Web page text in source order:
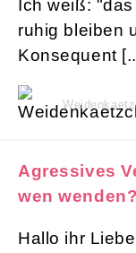
Ich weiß:
ruhig bleiben
Konsequent
Agressives
wen wenden?
Hallo ihr